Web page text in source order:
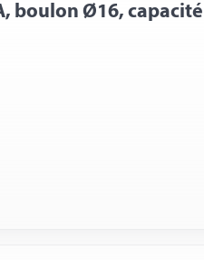
boulon Ø16,